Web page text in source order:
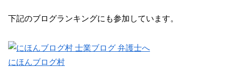
下記のブログランキングにも参加しています。
にほんブログ村